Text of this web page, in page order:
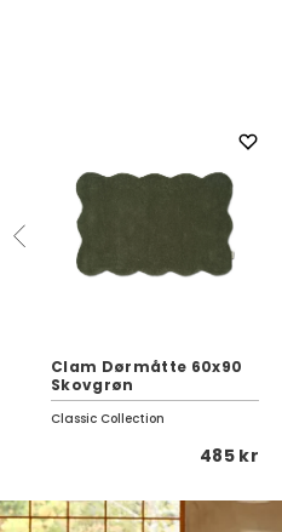
Clam Dørmåtte 60x90
Skovgrøn
Classic Collection
485 kr